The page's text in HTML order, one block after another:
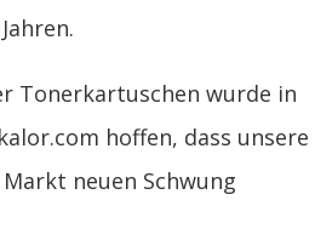
Tonerkartuschen wurde in
hoffen, dass unsere
neuen Schwung